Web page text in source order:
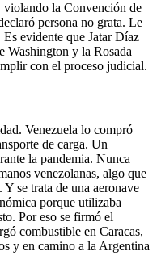
violando la Convención de
persona no grata. Le
evidente que Jatar Díaz
Washington y la Rosada
con el proceso judicial.
Venezuela lo compró
de carga. Un
la pandemia. Nunca
venezolanas, algo que
se trata de una aeronave
porque utilizaba
Por eso se firmó el
combustible en Caracas,
y en camino a la Argentina